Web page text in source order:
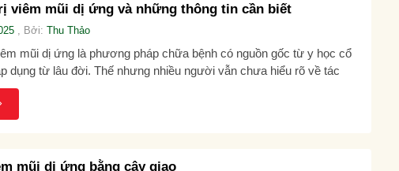
viêm mũi dị ứng và những thông tin cần biết
, Bởi: Thu Thảo
mũi dị ứng là phương pháp chữa bệnh có nguồn gốc từ y học cổ
dụng từ lâu đời. Thế nhưng nhiều người vẫn chưa hiểu rõ về tác
mũi dị ứng bằng cây giao